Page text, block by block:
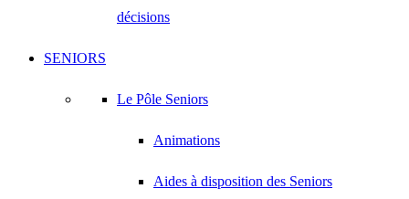
décisions
SENIORS
Le Pôle Seniors
Animations
Aides à disposition des Seniors